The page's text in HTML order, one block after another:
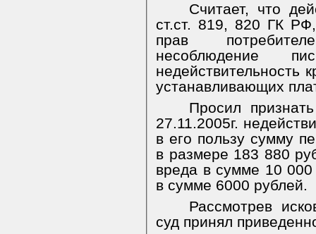
Считает, что
ст.ст. 819, 820 ГК
прав
несоблюдение
недействительность
устанавливающих
Просил
27.11.2005г.
в его пользу сумму
в размере 183 880
вреда в сумме 10
в сумме 6000 рублей.
Рассмотрев
суд принял